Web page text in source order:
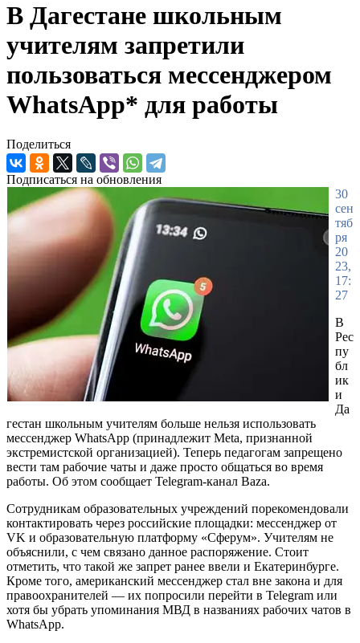
В Дагестане школьным
учителям запретили
пользоваться мессенджером
WhatsApp* для работы
Поделиться
Подписаться на обновления
30
сен
тяб
ря
20
23,
17:
27
В
Рес
пу
бл
ик
и
Да
гестан школьным учителям больше нельзя использовать
мессенджер WhatsApp (принадлежит Meta, признанной
экстремистской организацией). Теперь педагогам запрещено
вести там рабочие чаты и даже просто общаться во время
работы. Об этом сообщает Telegram-канал Baza.
Сотрудникам образовательных учреждений порекомендовали
контактировать через российские площадки: мессенджер от
VK и образовательную платформу «Сферум». Учителям не
объяснили, с чем связано данное распоряжение. Стоит
отметить, что такой же запрет ранее ввели и Екатеринбурге.
Кроме того, американский мессенджер стал вне закона и для
правоохранителей — их попросили перейти в Telegram или
хотя бы убрать упоминания МВД в названиях рабочих чатов в
WhatsApp.